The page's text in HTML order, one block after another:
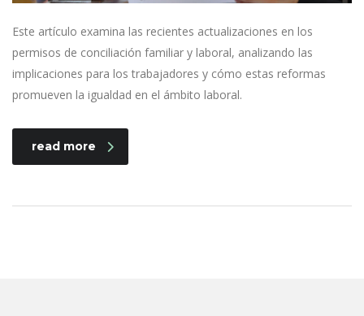
Este artículo examina las recientes actualizaciones en los
permisos de conciliación familiar y laboral, analizando las
implicaciones para los trabajadores y cómo estas reformas
promueven la igualdad en el ámbito laboral.
read more